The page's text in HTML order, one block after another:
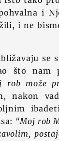
i
i ne
se
što nam
rob može
nakon
"Moj rob